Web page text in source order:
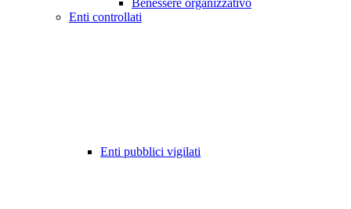
Benessere organizzativo
Enti controllati
Enti pubblici vigilati